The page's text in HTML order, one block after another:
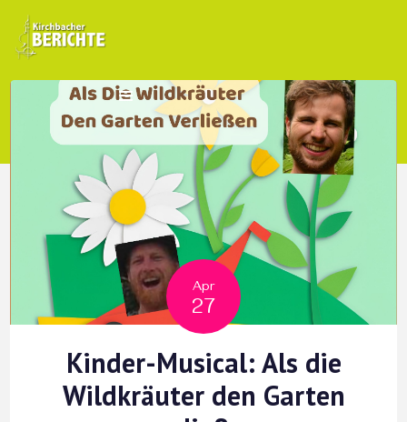
Apr
27
Kinder-Musical: Als die
Wildkräuter den Garten